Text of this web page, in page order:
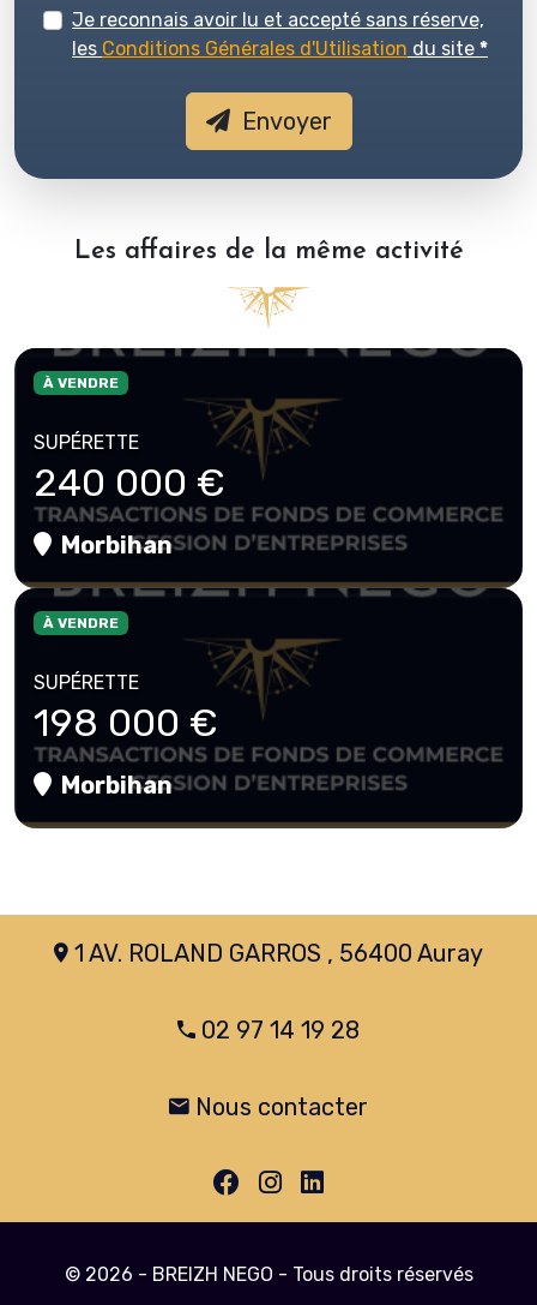
Je reconnais avoir lu et accepté sans réserve,
les Conditions Générales d'Utilisation du site *
Envoyer
Les affaires de la même activité
À VENDRE
SUPÉRETTE
240 000 €
Morbihan
À VENDRE
SUPÉRETTE
198 000 €
Morbihan
1 AV. ROLAND GARROS , 56400 Auray
02 97 14 19 28
Nous contacter
© 2026 - BREIZH NEGO - Tous droits réservés